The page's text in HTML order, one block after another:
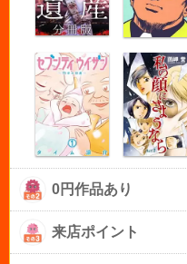
0円作品あり
来店ポイント